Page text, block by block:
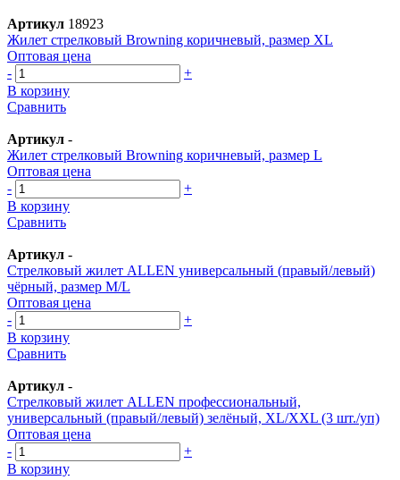
Артикул 18923
Жилет стрелковый Browning коричневый, размер XL
Оптовая цена
-
+
В корзину
Сравнить
Артикул -
Жилет стрелковый Browning коричневый, размер L
Оптовая цена
-
+
В корзину
Сравнить
Артикул -
Стрелковый жилет ALLEN универсальный (правый/левый)
чёрный, размер M/L
Оптовая цена
-
+
В корзину
Сравнить
Артикул -
Стрелковый жилет ALLEN профессиональный,
универсальный (правый/левый) зелёный, XL/XXL (3 шт./уп)
Оптовая цена
-
+
В корзину